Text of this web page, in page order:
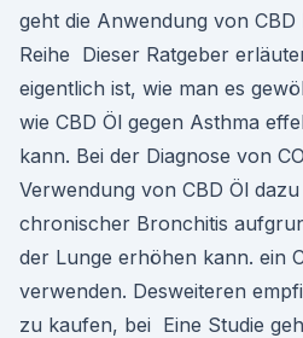
geht die Anwendung von
Reihe Dieser Ratgeber
eigentlich ist, wie man es
wie CBD Öl gegen Asthma
kann. Bei der Diagnose von
Verwendung von CBD Öl
chronischer Bronchitis
der Lunge erhöhen kann. ein
verwenden. Desweiteren
zu kaufen, bei Eine Studie